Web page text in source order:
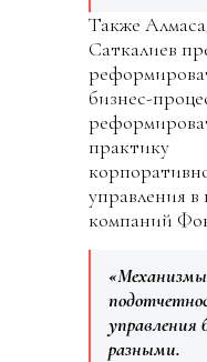
Также
Саткалиев
бизнес-
практику
управления в
компаний
«Механизмы
управления
разными.